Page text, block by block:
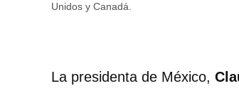
Unidos y Canadá.
La presidenta de México,